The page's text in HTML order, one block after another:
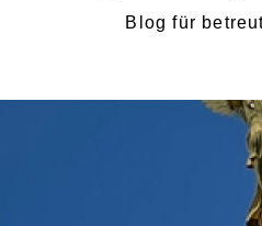
Blog für